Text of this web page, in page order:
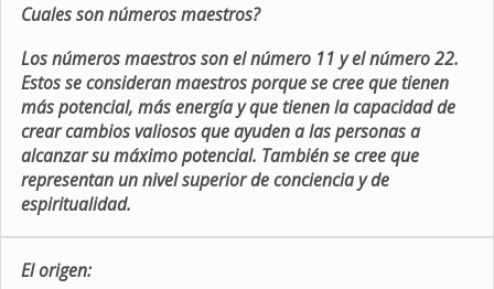
Cuales son números maestros?
Los números maestros son el número 11 y el número 22.
Estos se consideran maestros porque se cree que tienen
más potencial, más energía y que tienen la capacidad de
crear cambios valiosos que ayuden a las personas a
alcanzar su máximo potencial. También se cree que
representan un nivel superior de conciencia y de
espiritualidad.
El origen: